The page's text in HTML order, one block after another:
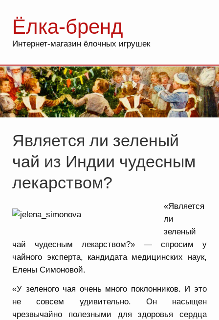
Ёлка-бренд
Интернет-магазин ёлочных игрушек
Является ли зеленый
чай из Индии чудесным
лекарством?
«Является
ли
зеленый
чай чудесным лекарством?» — спросим у
чайного эксперта, кандидата медицинских наук,
Елены Симоновой.
«У зеленого чая очень много поклонников. И это
не совсем удивительно. Он насыщен
чрезвычайно полезными для здоровья сердца